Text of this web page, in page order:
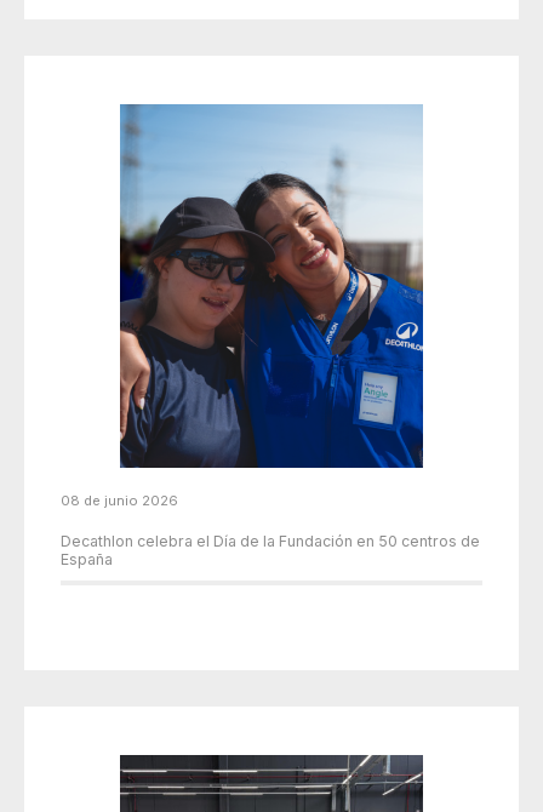
08 de junio 2026
Decathlon celebra el Día de la Fundación en 50 centros de
España